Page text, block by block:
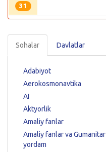
31
Sohalar Davlatlar
Adabiyot
Aerokosmonavtika
AI
Aktyorlik
Amaliy fanlar
Amaliy fanlar va Gumanitar
yordam